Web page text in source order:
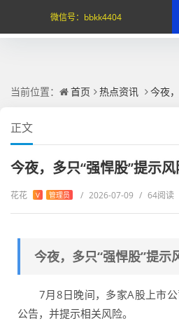
当前位置： 首页 热点资讯 今夜
正文
今夜，多只“强悍股”提示
花花 V 管理员 / 2026-07-09 / 64阅读
今夜，多只“强悍股”提示
7月8日晚间，多家A股上市公
公告，并提示相关风险。
微信号： bbkk4404